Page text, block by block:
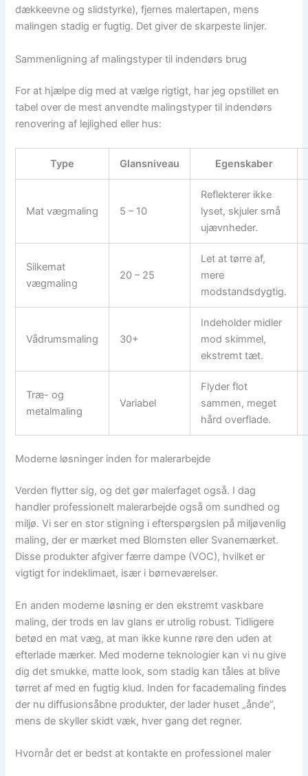
dækkeevne og slidstyrke), fjernes malertapen, mens
malingen stadig er fugtig. Det giver de skarpeste linjer.
Sammenligning af malingstyper til indendørs brug
For at hjælpe dig med at vælge rigtigt, har jeg opstillet en
tabel over de mest anvendte malingstyper til indendørs
renovering af lejlighed eller hus:
Type Glansniveau Egenskaber
Mat vægmaling 5 – 10
Reflekterer ikke
lyset, skjuler små
ujævnheder.
Silkemat
vægmaling
20 – 25
Let at tørre af,
mere
modstandsdygtig.
Vådrumsmaling 30+
Indeholder midler
mod skimmel,
ekstremt tæt.
Træ- og
metalmaling
Variabel
Flyder flot
sammen, meget
hård overflade.
Moderne løsninger inden for malerarbejde
Verden flytter sig, og det gør malerfaget også. I dag
handler professionelt malerarbejde også om sundhed og
miljø. Vi ser en stor stigning i efterspørgslen på miljøvenlig
maling, der er mærket med Blomsten eller Svanemærket.
Disse produkter afgiver færre dampe (VOC), hvilket er
vigtigt for indeklimaet, især i børneværelser.
En anden moderne løsning er den ekstremt vaskbare
maling, der trods en lav glans er utrolig robust. Tidligere
betød en mat væg, at man ikke kunne røre den uden at
efterlade mærker. Med moderne teknologier kan vi nu give
dig det smukke, matte look, som stadig kan tåles at blive
tørret af med en fugtig klud. Inden for facademaling findes
der nu diffusionsåbne produkter, der lader huset „ånde”,
mens de skyller skidt væk, hver gang det regner.
Hvornår det er bedst at kontakte en professionel maler